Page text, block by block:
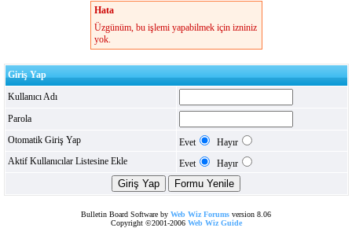
Hata
Üzgünüm, bu işlemi yapabilmek için izniniz
yok.
Giriş Yap
Kullanıcı Adı
Parola
Otomatik Giriş Yap
Evet
Hayır
Aktif Kullanıcılar Listesine Ekle
Evet Hayır
Bulletin Board Software by Web Wiz Forums version 8.06
Copyright ©2001-2006 Web Wiz Guide